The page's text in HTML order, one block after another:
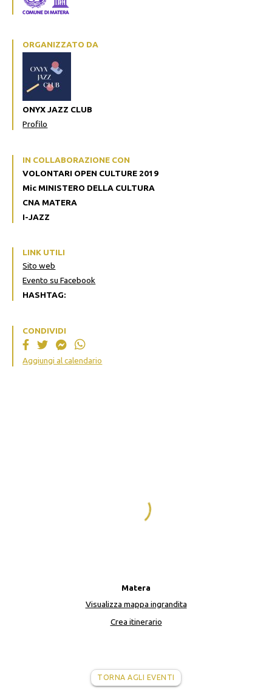
ORGANIZZATO DA
ONYX JAZZ CLUB
Profilo
IN COLLABORAZIONE CON
VOLONTARI OPEN CULTURE 2019
Mic MINISTERO DELLA CULTURA
CNA MATERA
I-JAZZ
LINK UTILI
Sito web
Evento su Facebook
HASHTAG:
CONDIVIDI
Aggiungi al calendario
Matera
Visualizza mappa ingrandita
Crea itinerario
TORNA AGLI EVENTI